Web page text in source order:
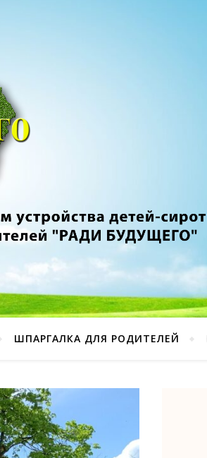
ШПАРГАЛКА ДЛЯ РОДИТЕЛЕЙ